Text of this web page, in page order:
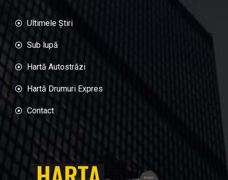
Ultimele Știri
Sub lupă
Hartă Autostrăzi
Hartă Drumuri Expres
Contact